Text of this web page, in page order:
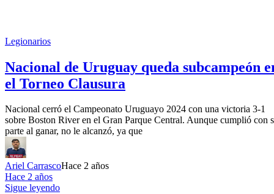
Legionarios
Nacional de Uruguay queda subcampeón
el Torneo Clausura
Nacional cerró el Campeonato Uruguayo 2024 con una victoria 3-1
sobre Boston River en el Gran Parque Central. Aunque cumplió con
parte al ganar, no le alcanzó, ya que
Ariel CarrascoHace 2 años
Hace 2 años
Sigue leyendo